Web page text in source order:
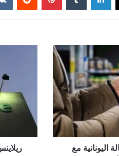
اليونانية مع
س
ا
ل